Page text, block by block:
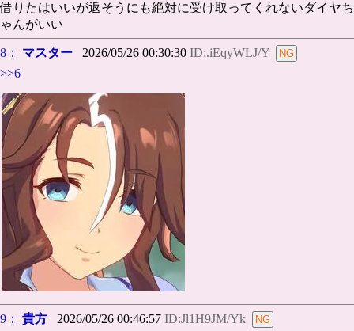
借りたはいいが返そうにも絶対に受け取ってくれないダイヤち
ゃんがいい
8： マスター 2026/05/26 00:30:30 ID:.iEqyWLJ/Y
>>6
9： 貴方 2026/05/26 00:46:57 ID:Jl1H9JM/Yk